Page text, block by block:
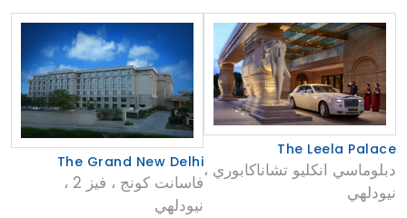
The Leela Palace
دبلوماسي انكليو تشاناكابوري ،
نيودلهي
The Grand New Delhi
فاسانت كونج ، فيز 2 ،
نيودلهي